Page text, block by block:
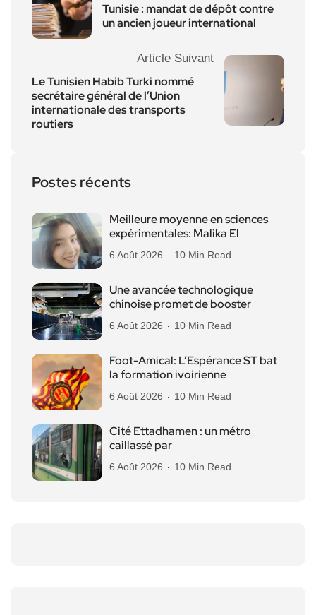
Tunisie : mandat de dépôt contre
un ancien joueur international
Article Suivant
Le Tunisien Habib Turki nommé
secrétaire général de l’Union
internationale des transports
routiers
Postes récents
Meilleure moyenne en sciences
expérimentales: Malika El
6 Août 2026 10 Min Read
Une avancée technologique
chinoise promet de booster
6 Août 2026 10 Min Read
Foot-Amical: L’Espérance ST bat
la formation ivoirienne
6 Août 2026 10 Min Read
Cité Ettadhamen : un métro
caillassé par
6 Août 2026 10 Min Read